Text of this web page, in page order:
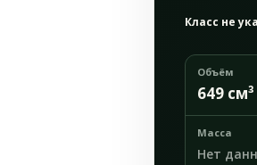
Класс не
Объём
649 см³
Масса
Нет